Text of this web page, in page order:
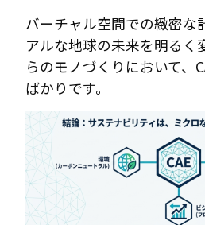
バーチャル空間での緻密な
アルな地球の未来を明るく
らのモノづくりにおいて、
ばかりです。